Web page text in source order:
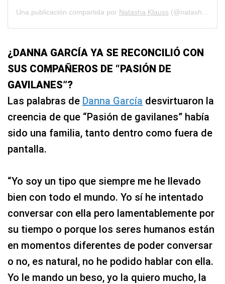
Una publicación compartida por Natasha Klauss (@natashaklauss27) el
¿DANNA GARCÍA YA SE RECONCILIÓ CON
SUS COMPAÑEROS DE “PASIÓN DE
GAVILANES”?
Las palabras de Danna García desvirtuaron la
creencia de que “Pasión de gavilanes” había
sido una familia, tanto dentro como fuera de
pantalla.
“Yo soy un tipo que siempre me he llevado
bien con todo el mundo. Yo sí he intentado
conversar con ella pero lamentablemente por
su tiempo o porque los seres humanos están
en momentos diferentes de poder conversar
o no, es natural, no he podido hablar con ella.
Yo le mando un beso, yo la quiero mucho, la